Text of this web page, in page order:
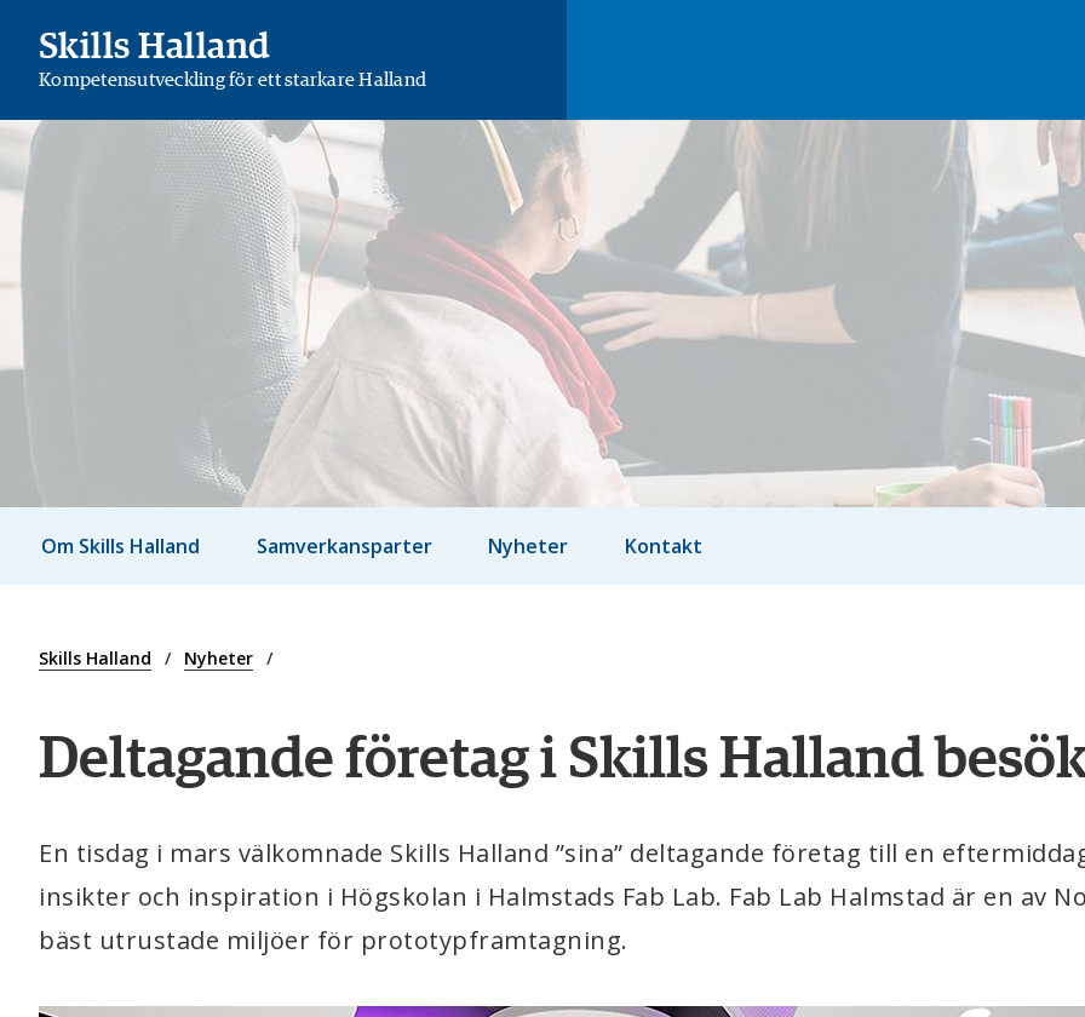
Skills Halland
Kompetensutveckling för ett starkare Halland
Om Skills Halland Samverkansparter Nyheter Kontakt
Skills Halland Nyheter
Deltagande företag i Skills Halland
En tisdag i mars välkomnade Skills Halland ”sina” deltagande företag till en
insikter och inspiration i Högskolan i Halmstads Fab Lab. Fab Lab Halmstad är en av
bäst utrustade miljöer för prototypframtagning.